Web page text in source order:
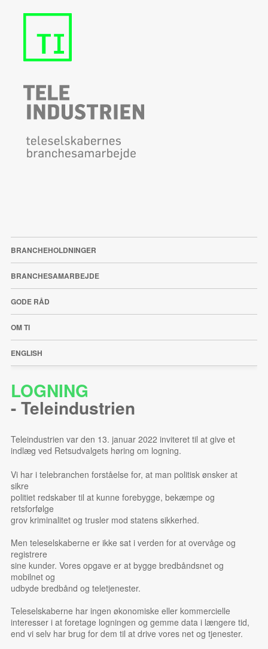
BRANCHEHOLDNINGER
BRANCHESAMARBEJDE
GODE RÅD
OM TI
ENGLISH
LOGNING
-Teleindustrien
Teleindustrien var den 13. januar 2022 inviteret til at give et
indlæg ved Retsudvalgets høring om logning.
Vi har i telebranchen forståelse for, at man politisk ønsker at
sikre
politiet redskaber til at kunne forebygge, bekæmpe og
retsforfølge
grov kriminalitet og trusler mod statens sikkerhed.
Men teleselskaberne er ikke sat i verden for at overvåge og
registrere
sine kunder. Vores opgave er at bygge bredbåndsnet og
mobilnet og
udbyde bredbånd og teletjenester.
Teleselskaberne har ingen økonomiske eller kommercielle
interesser i at foretage logningen og gemme data i længere tid,
end vi selv har brug for dem til at drive vores net og tjenester.